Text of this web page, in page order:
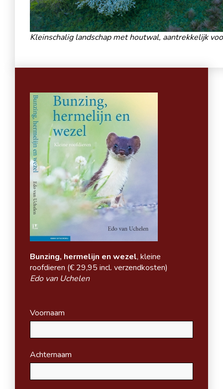
Kleinschalig landschap met houtwal, aantrekkelijk
Bunzing, hermelijn en wezel, kleine
roofdieren (€ 29,95 incl. verzendkosten)
Edo van Uchelen
Voornaam
Achternaam